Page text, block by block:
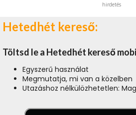
hirdetés
Hetedhét kereső:
Töltsd le a Hetedhét kereső
Egyszerű használat
Megmutatja, mi van a közelben
Utazáshoz nélkülözhetetlen: